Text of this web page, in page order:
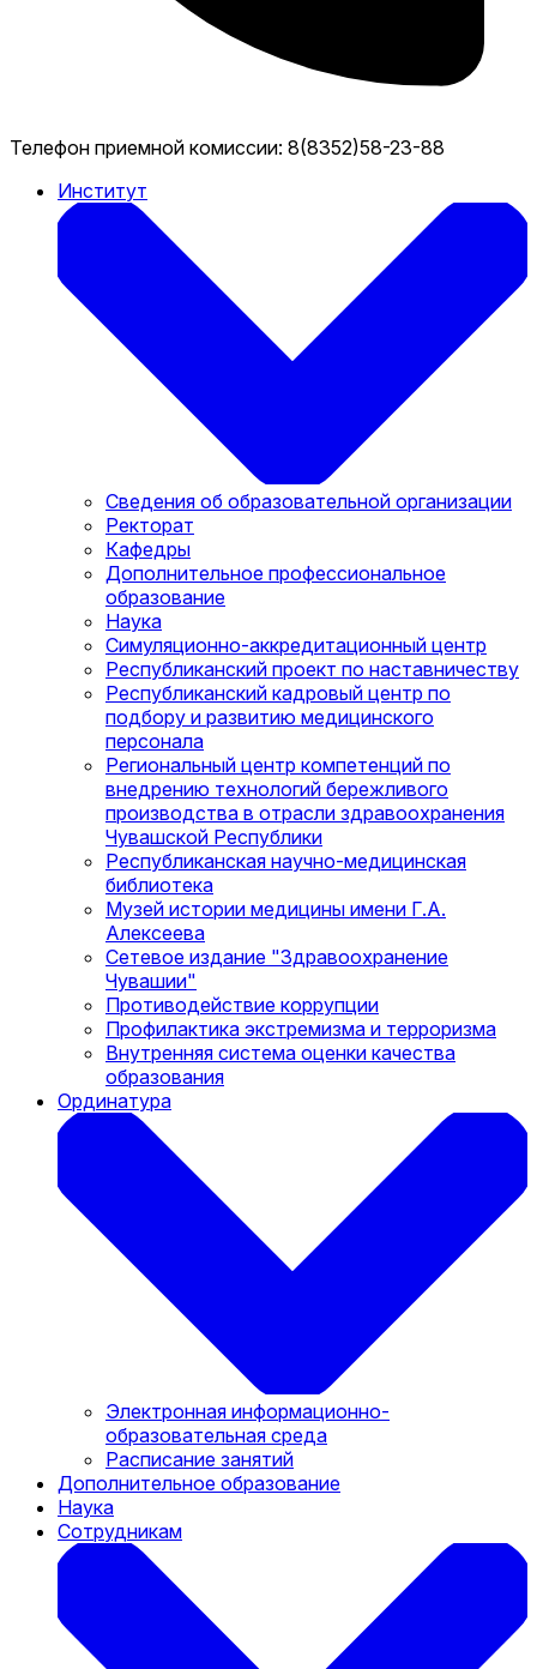
Телефон приемной комиссии: 8(8352)58-23-88
Институт
Сведения об образовательной организации
Ректорат
Кафедры
Дополнительное профессиональное
образование
Наука
Симуляционно-аккредитационный центр
Республиканский проект по наставничеству
Республиканский кадровый центр по
подбору и развитию медицинского
персонала
Региональный центр компетенций по
внедрению технологий бережливого
производства в отрасли здравоохранения
Чувашской Республики
Республиканская научно-медицинская
библиотека
Музей истории медицины имени Г.А.
Алексеева
Сетевое издание "Здравоохранение
Чувашии"
Противодействие коррупции
Профилактика экстремизма и терроризма
Внутренняя система оценки качества
образования
Ординатура
Электронная информационно-
образовательная среда
Расписание занятий
Дополнительное образование
Наука
Сотрудникам